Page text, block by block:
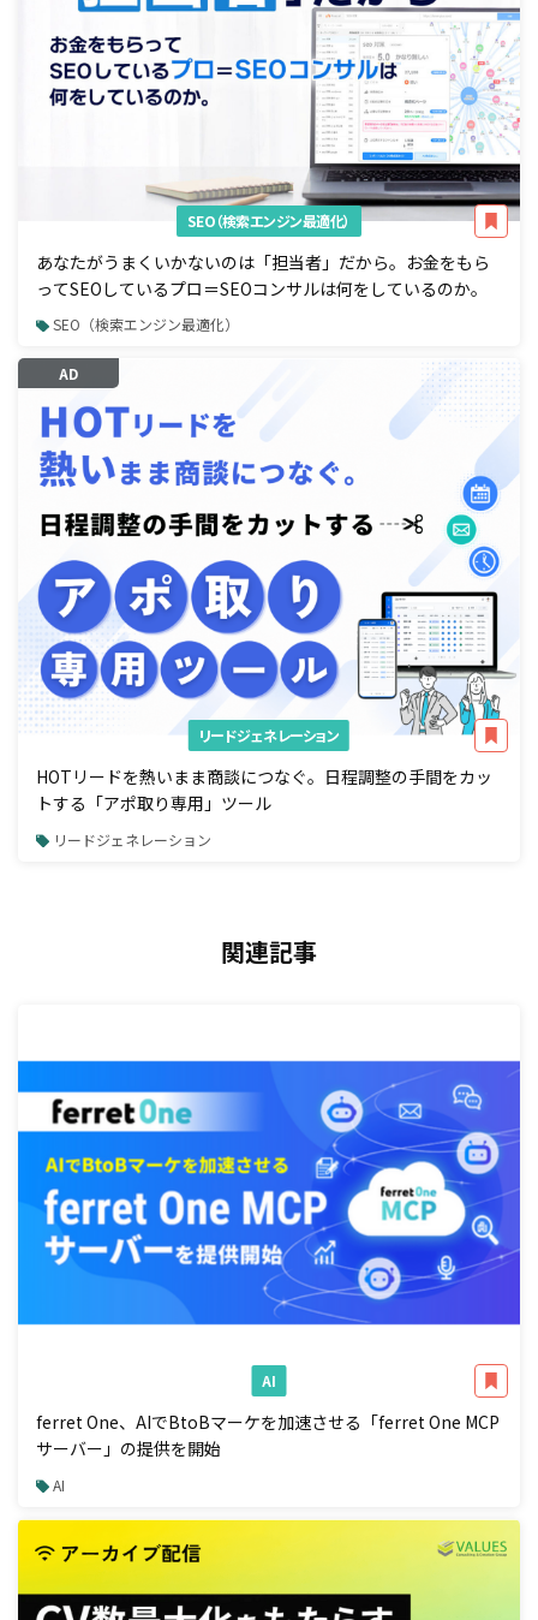
SEO（検索エンジン最適化）
あなたがうまくいかないのは「担当者」だから。お金をもら
ってSEOしているプロ＝SEOコンサルは何をしているのか。
SEO（検索エンジン最適化）
AD
リードジェネレーション
HOTリードを熱いまま商談につなぐ。日程調整の手間をカッ
トする「アポ取り専用」ツール
リードジェネレーション
関連記事
AI
ferret One、AIでBtoBマーケを加速させる「ferret One MCP
サーバー」の提供を開始
AI